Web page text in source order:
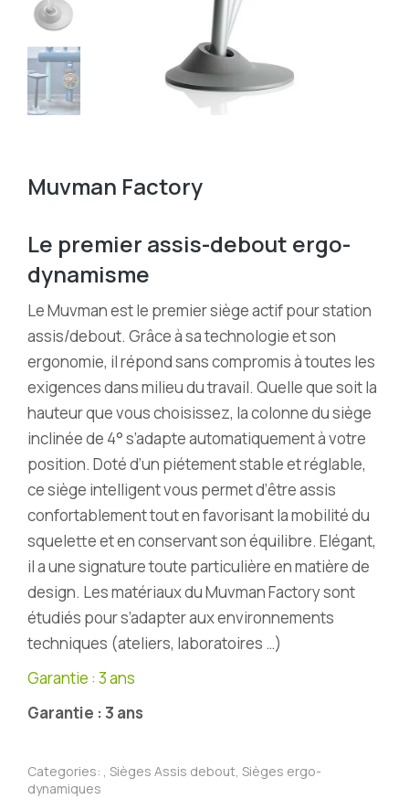
Muvman Factory
Le premier assis-debout ergo-
dynamisme
Le Muvman est le premier siège actif pour station
assis/debout. Grâce à sa technologie et son
ergonomie, il répond sans compromis à toutes les
exigences dans milieu du travail. Quelle que soit la
hauteur que vous choisissez, la colonne du siège
inclinée de 4° s’adapte automatiquement à votre
position. Doté d’un piétement stable et réglable,
ce siège intelligent vous permet d’être assis
confortablement tout en favorisant la mobilité du
squelette et en conservant son équilibre. Elégant,
il a une signature toute particulière en matière de
design. Les matériaux du Muvman Factory sont
étudiés pour s’adapter aux environnements
techniques (ateliers, laboratoires …)
Garantie : 3 ans
Garantie : 3 ans
Categories: , Sièges Assis debout, Sièges ergo-
dynamiques